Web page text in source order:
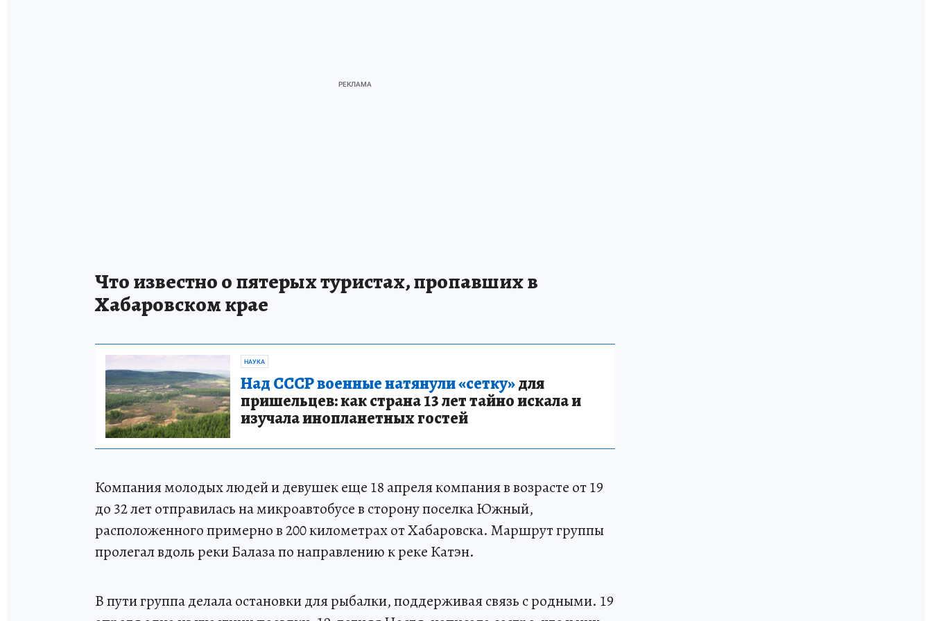
Что известно о пятерых туристах, пропавших в
Хабаровском крае
НАУКА
Над СССР военные натянули «сетку»для
пришельцев: как страна 13 лет тайно искала и
изучала инопланетных гостей
Компания молодых людей и девушек еще 18 апреля компания в возрасте от 19
до 32 лет отправилась на микроавтобусе в сторону поселка Южный,
расположенного примерно в 200 километрах от Хабаровска. Маршрут группы
пролегал вдоль реки Балаза по направлению к реке Катэн.
В пути группа делала остановки для рыбалки, поддерживая связь с родными. 19